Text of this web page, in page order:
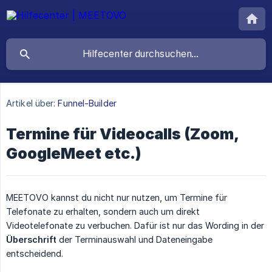
Artikel über: Funnel-Builder
Termine für Videocalls (Zoom,
GoogleMeet etc.)
MEETOVO kannst du nicht nur nutzen, um Termine für
Telefonate zu erhalten, sondern auch um direkt
Videotelefonate zu verbuchen. Dafür ist nur das Wording in der
Überschrift der Terminauswahl und Dateneingabe
entscheidend.